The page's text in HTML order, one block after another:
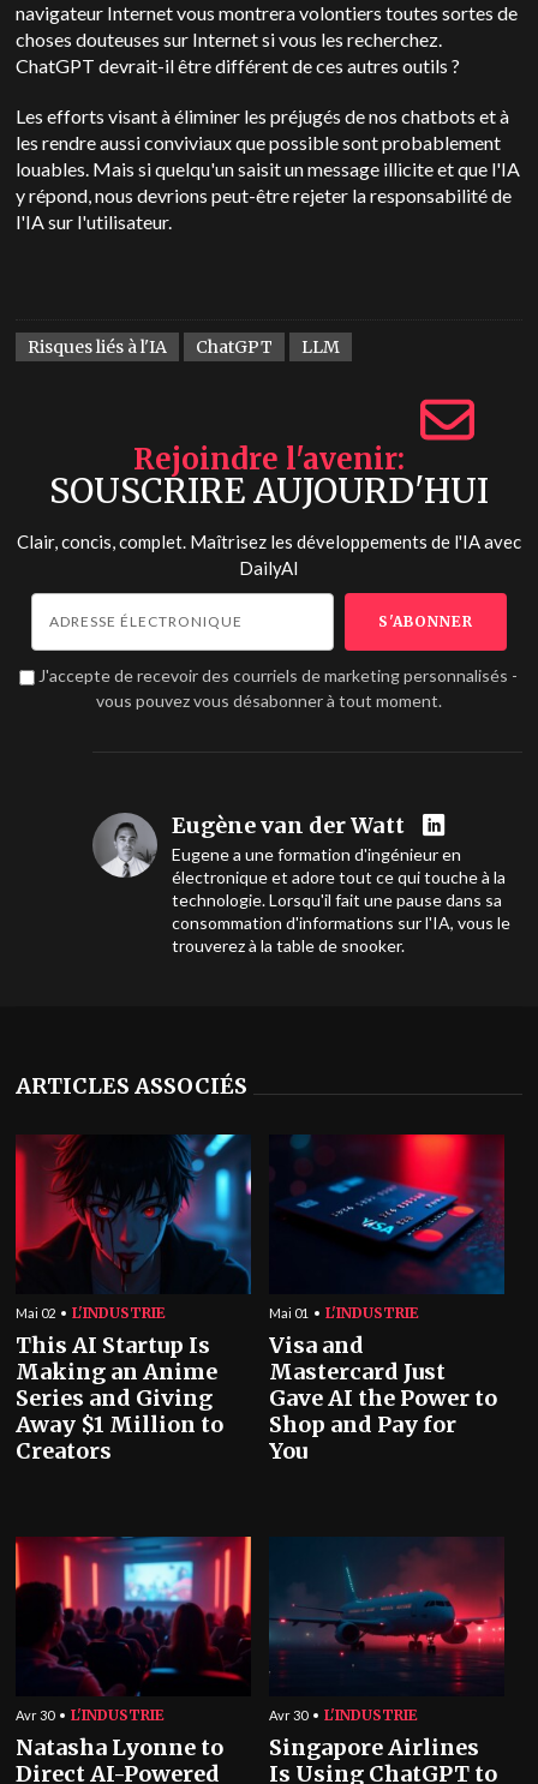
navigateur Internet vous montrera volontiers toutes sortes de
choses douteuses sur Internet si vous les recherchez.
ChatGPT devrait-il être différent de ces autres outils ?
Les efforts visant à éliminer les préjugés de nos chatbots et à
les rendre aussi conviviaux que possible sont probablement
louables. Mais si quelqu'un saisit un message illicite et que l'IA
y répond, nous devrions peut-être rejeter la responsabilité de
l'IA sur l'utilisateur.
Risques liés à l'IA ChatGPT LLM
Rejoindre l'avenir
SOUSCRIRE AUJOURD'HUI
Clair, concis, complet. Maîtrisez les développements de l'IA avec
DailyAI
J'accepte de recevoir des courriels de marketing personnalisés -
vous pouvez vous désabonner à tout moment.
Eugène van der Watt
Eugene a une formation d'ingénieur en
électronique et adore tout ce qui touche à la
technologie. Lorsqu'il fait une pause dans sa
consommation d'informations sur l'IA, vous le
trouverez à la table de snooker.
ARTICLES ASSOCIÉS
Mai 02 L'INDUSTRIE
This AI Startup Is
Making an Anime
Series and Giving
Away $1 Million to
Creators
Mai 01 L'INDUSTRIE
Visa and
Mastercard Just
Gave AI the Power to
Shop and Pay for
You
Avr 30 L'INDUSTRIE
Natasha Lyonne to
Direct AI-Powered
Avr 30 L'INDUSTRIE
Singapore Airlines
Is Using ChatGPT to